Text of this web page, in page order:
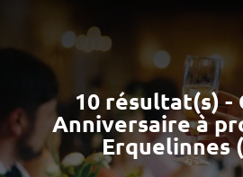
10 résultat(s) -
Anniversaire à
Erquelinnes